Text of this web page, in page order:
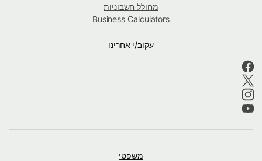
מחולל חשבוניות
Business Calculators
עקוב/י אחרינו
משפטי